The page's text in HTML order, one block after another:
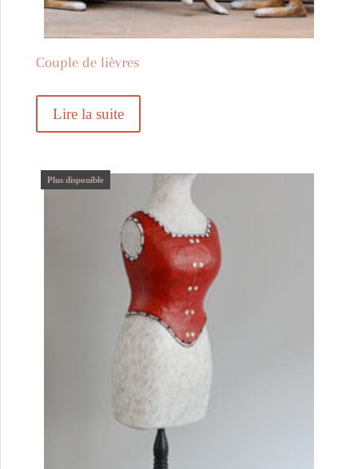
Couple de lièvres
Lire la suite
Plus disponible